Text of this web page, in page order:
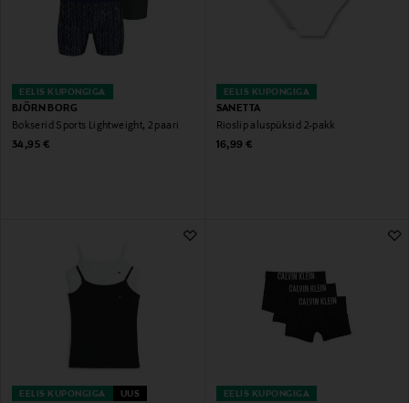
EELIS KUPONGIGA
BJÖRN BORG
Bokserid Sports Lightweight, 2 paari
Original Price
34,95 €
EELIS KUPONGIGA
SANETTA
Rioslip aluspüksid 2-pakk
Original Price
16,99 €
EELIS KUPONGIGA UUS EELIS KUPONGIGA